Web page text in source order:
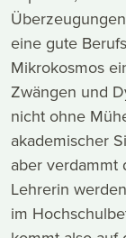
eine gute
Mikrokosmos
Zwängen und
nicht ohne
akademischer
aber verdammt
Lehrerin
im